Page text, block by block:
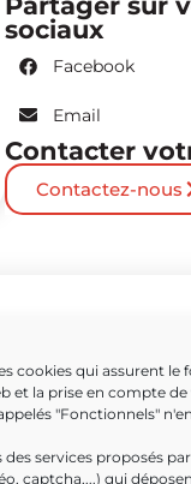
cookies qui assurent
et la prise en compte
"Fonctionnels"
services proposés
captcha,...) qui
sociaux
Facebook
Email
Contacter
Contactez-nous